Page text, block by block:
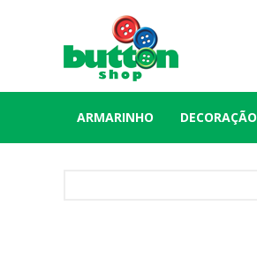
ARMARINHO DECORAÇÃO